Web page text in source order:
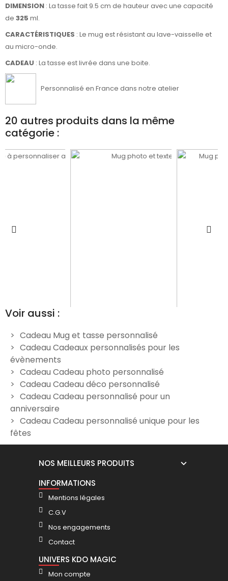
DIMENSION : La tasse fait 9.5 cm de hauteur avec une capacité
de 325 ml.
CARACTÉRISTIQUES : Le mug est résistant au lave-vaisselle et
au micro-onde.
CADEAU : La tasse est livrée dans une boite.
Personnalisé en France dans notre atelier
20 autres produits dans la même
catégorie :
Mug photo et texte
personnalisable
12,00 €
Mug personnalisable
Voir aussi :
Cadeau Mug et tasse personnalisé
Cadeau Cadeaux personnalisés pour les
évènements
Cadeau Cadeau photo personnalisé
Cadeau Cadeau déco personnalisé
Cadeau Cadeau personnalisé pour un
anniversaire
Cadeau Cadeau personnalisé unique pour les
fêtes
NOS MEILLEURS PRODUITS
INFORMATIONS
Mentions légales
C.G.V
Nos engagements
Contact
UNIVERS KDO MAGIC
Mon compte